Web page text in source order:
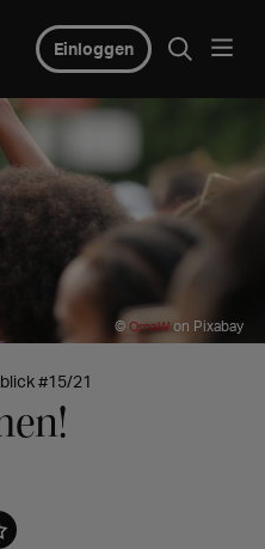
Einloggen
© OrnaWon Pixabay
#15/21